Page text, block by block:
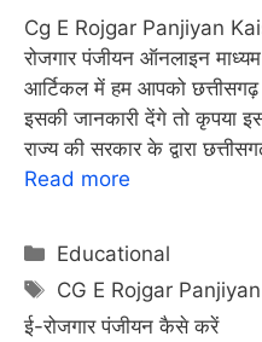
Cg E Rojgar Panjiyan
रोजगार पंजीयन ऑनलाइन
आर्टिकल में हम आपको
इसकी जानकारी देंगे तो कृपया
राज्य की सरकार के द्वारा
Read more
Categories
Educational
Tags
CG E Rojgar
ई-रोजगार पंजीयन कैसे करें